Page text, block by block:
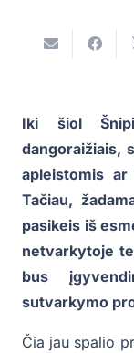
Iki šiol
dangoraižiais,
apleistomis
Tačiau,
pasikeis iš
netvarkytoje
bus
sutvarkymo
Čia jau spalio